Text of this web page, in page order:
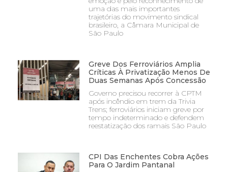
uma das mais importantes
trajetórias do movimento sindical
brasileiro, a Câmara Municipal de
São Paulo
Greve Dos Ferroviários Amplia
Críticas À Privatização Menos De
Duas Semanas Após Concessão
Governo precisou recorrer à CPTM
após incêndio em trem da Trivia
Trens; ferroviários iniciam greve por
tempo indeterminado e defendem
reestatização dos ramais São Paulo
CPI Das Enchentes Cobra Ações
Para O Jardim Pantanal